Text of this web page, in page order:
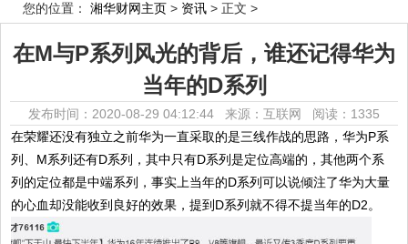
您的位置： 湘华财网主页 > 资讯 > 正文 >
在M与P系列风光的背后，谁还记得华为
当年的D系列
发布时间：2020-08-29 04:12:44 来源：互联网 阅读：1335
在荣耀还没有独立之前华为一直采取的是三线作战的思路，华为P系
列、M系列还有D系列，其中只有D系列是定位高端的，其他两个系
列的定位都是中端系列，事实上当年的D系列可以说倾注了华为大量
的心血却没能收到良好的效果，提到D系列就不得不提当年的D2。